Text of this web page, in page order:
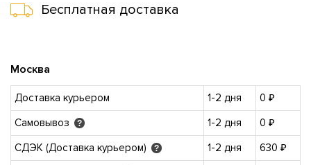
Бесплатная доставка
Москва
Доставка курьером 1-2 дня
0 ₽
Самовывоз
? 1-2 дня
0 ₽
СДЭК (Доставка курьером)
? 1-2 дня
630 ₽